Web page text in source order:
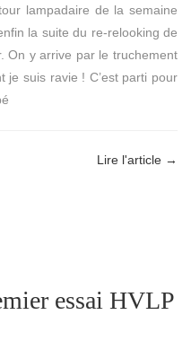
lampadaire de la semaine
la suite du re-relooking de
On y arrive par le truchement
je suis ravie ! C’est parti pour
Lire l'article →
essai HVLP